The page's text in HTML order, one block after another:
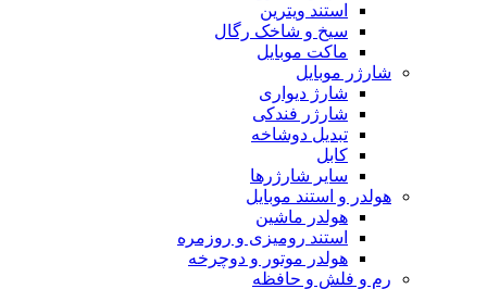
استند ویترین
سیخ و شاخک رگال
ماکت موبایل
شارژر موبایل
شارژ دیواری
شارژر فندکی
تبدیل دوشاخه
کابل
سایر شارژرها
هولدر و استند موبایل
هولدر ماشین
استند رومیزی و روزمره
هولدر موتور و دوچرخه
رم و فلش و حافظه